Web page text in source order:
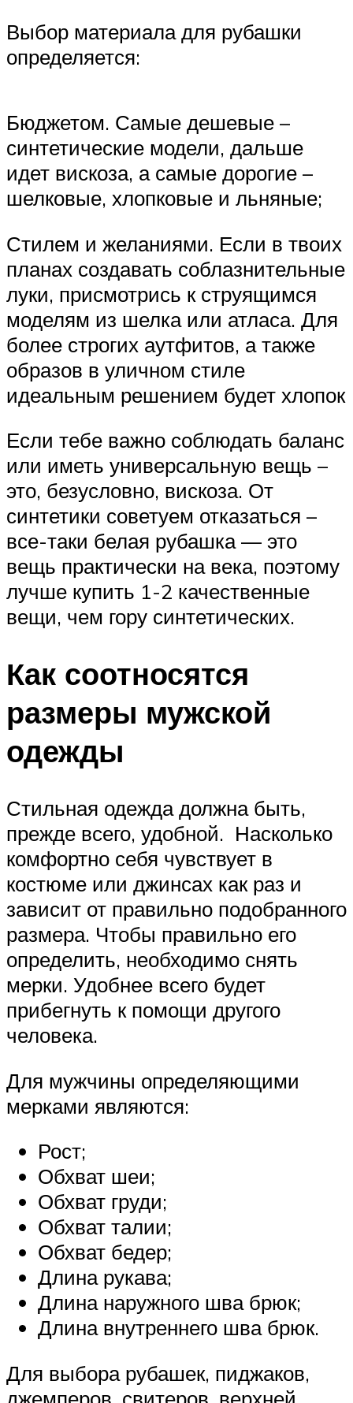
Выбор материала для рубашки
определяется:
Бюджетом. Самые дешевые –
синтетические модели, дальше
идет вискоза, а самые дорогие –
шелковые, хлопковые и льняные;
Стилем и желаниями. Если в твоих
планах создавать соблазнительные
луки, присмотрись к струящимся
моделям из шелка или атласа. Для
более строгих аутфитов, а также
образов в уличном стиле
идеальным решением будет хлопок
Если тебе важно соблюдать баланс
или иметь универсальную вещь –
это, безусловно, вискоза. От
синтетики советуем отказаться –
все-таки белая рубашка — это
вещь практически на века, поэтому
лучше купить 1-2 качественные
вещи, чем гору синтетических.
Как соотносятся
размеры мужской
одежды
Стильная одежда должна быть,
прежде всего, удобной. Насколько
комфортно себя чувствует в
костюме или джинсах как раз и
зависит от правильно подобранного
размера. Чтобы правильно его
определить, необходимо снять
мерки. Удобнее всего будет
прибегнуть к помощи другого
человека.
Для мужчины определяющими
мерками являются:
Рост;
Обхват шеи;
Обхват груди;
Обхват талии;
Обхват бедер;
Длина рукава;
Длина наружного шва брюк;
Длина внутреннего шва брюк.
Для выбора рубашек, пиджаков,